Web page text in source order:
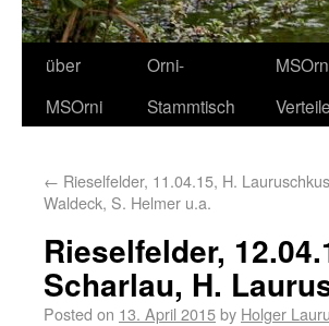
über
MSOrni
Orni-
Stammtisch
← Rieselfelder, 11.04.15, H.
Waldeck, S. Helmer u.a.
Rieselfelder,
Scharlau, H.
Posted on 13. April 2015by Holger